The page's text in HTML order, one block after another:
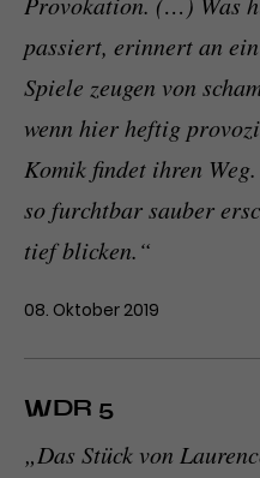
passiert, erinnert an
Spiele zeugen von
wenn hier heftig
Komik findet ihren
so furchtbar sauber
tief blicken.“
08. Oktober 2019
WDR 5
„Das Stück von